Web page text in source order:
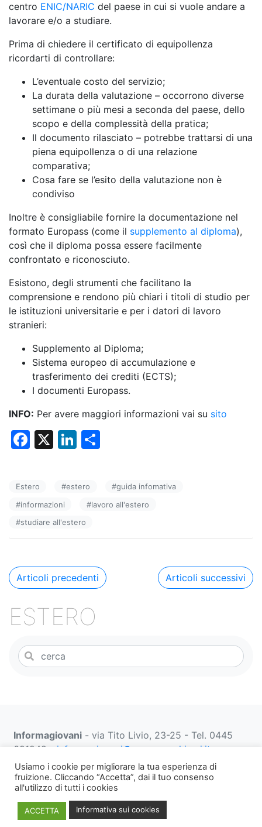
centro ENIC/NARIC del paese in cui si vuole andare a
lavorare e/o a studiare.
Prima di chiedere il certificato di equipollenza
ricordarti di controllare:
L’eventuale costo del servizio;
La durata della valutazione – occorrono diverse
settimane o più mesi a seconda del paese, dello
scopo e della complessità della pratica;
Il documento rilasciato – potrebbe trattarsi di una
piena equipollenza o di una relazione
comparativa;
Cosa fare se l’esito della valutazione non è
condiviso
Inoltre è consigliabile fornire la documentazione nel
formato Europass (come il supplemento al diploma),
così che il diploma possa essere facilmente
confrontato e riconosciuto.
Esistono, degli strumenti che facilitano la
comprensione e rendono più chiari i titoli di studio per
le istituzioni universitarie e per i datori di lavoro
stranieri:
Supplemento al Diploma;
Sistema europeo di accumulazione e
trasferimento dei crediti (ECTS);
I documenti Europass.
INFO: Per avere maggiori informazioni vai su sito
F
e
b
o
k
X
Li
e
dI
n
di
vi
di
Estero #estero #guida infomativa
#informazioni #lavoro all'estero
#studiare all'estero
Navigazione
Articoli precedenti Articoli successivi
ESTERO
Informagiovani - via Tito Livio, 23-25 - Tel. 0445
691249 - informagiovani@comune.schio.vi.it
prenotazionifaberbox@comune.schio.vi.it0445 691
452 dal lunedì al venerdì dalle 13:00 alle 18:00
Note
legali,
WEB PRIVACY E
COOKIES
Usiamo i cookie per migliorare la tua esperienza di
fruizione. Cliccando “Accetta”, dai il tuo consenso
all'utilizzo di tutti i cookies
ACCETTA Informativa sui cookies